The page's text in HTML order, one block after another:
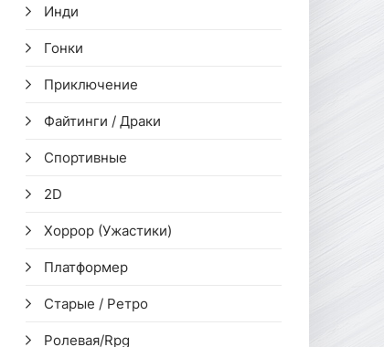
Инди
Гонки
Приключение
Файтинги / Драки
Спортивные
2D
Хоррор (Ужастики)
Платформер
Старые / Ретро
Ролевая/Rpg